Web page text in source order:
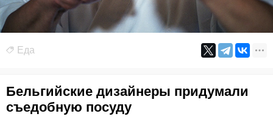
Еда
Бельгийские дизайнеры придумали
съедобную посуду